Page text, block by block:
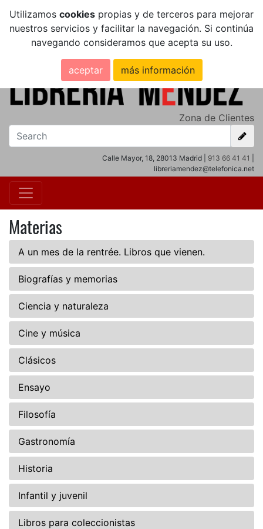
Utilizamos cookies propias y de terceros para mejorar
nuestros servicios y facilitar la navegación. Si continúa
navegando consideramos que acepta su uso.
aceptar más información
Zona de Clientes
Calle Mayor, 18, 28013 Madrid | 913 66 41 41
libreriamendez@telefonica.net
Materias
A un mes de la rentrée. Libros que vienen.
Biografías y memorias
Ciencia y naturaleza
Cine y música
Clásicos
Ensayo
Filosofía
Gastronomía
Historia
Infantil y juvenil
Libros para coleccionistas